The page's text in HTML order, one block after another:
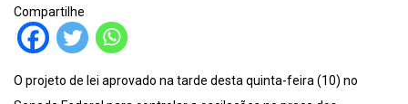
Compartilhe
O projeto de lei aprovado na tarde desta quinta-feira (10) no